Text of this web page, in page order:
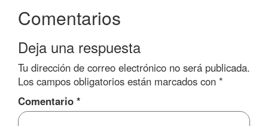
Comentarios
Deja una respuesta
Tu dirección de correo electrónico no será publicada.
Los campos obligatorios están marcados con *
Comentario *